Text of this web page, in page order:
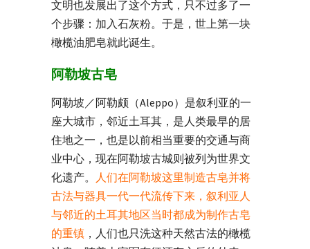
文明也发展出了这个方式，只不过多了一
个步骤：加入石灰粉。于是，世上第一块
橄榄油肥皂就此诞生。
阿勒坡古皂
阿勒坡／阿勒颇（Aleppo）是叙利亚的一
座大城市，邻近土耳其，是人类最早的居
住地之一，也是以前相当重要的交通与商
业中心，现在阿勒坡古城则被列为世界文
化遗产。 人们在阿勒坡这里制造古皂并将
古法与器具一代一代流传下来，叙利亚人
与邻近的土耳其地区当时都成为制作古皂
的重镇 ，人们也只洗这种天然古法的橄榄